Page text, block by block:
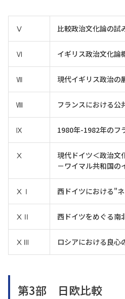
Ⅴ 比較政治文化論の試
Ⅵ イギリス政治文化論
Ⅶ 現代イギリス政治の
Ⅷ フランスにおける公
Ⅸ 1980年-1982年のフ
Ⅹ
現代ドイツ＜政治文
－ワイマル共和国の
ⅩⅠ 西ドイツにおける"
ⅩⅡ 西ドイツをめぐる南
ⅩⅢ ロシアにおける良心
第3部 日欧比較